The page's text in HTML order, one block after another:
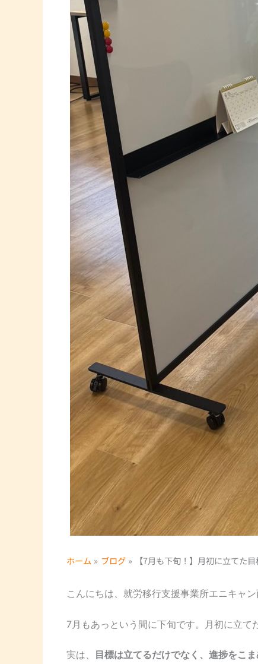
ホーム ブログ 【7月も下旬！】月初に立てた
こんにちは、就労移行支援事業所エニキャン
7月もあっという間に下旬です。月初に立て
実は、 目標は立てるだけでなく、進捗をこ